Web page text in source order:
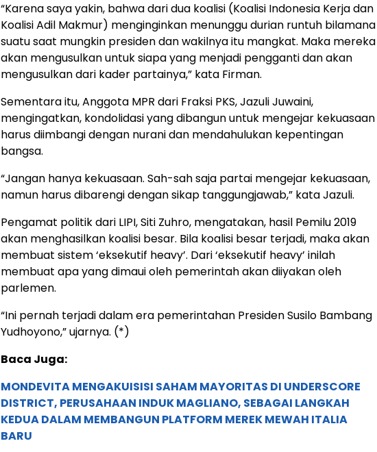
“Karena saya yakin, bahwa dari dua koalisi (Koalisi Indonesia Kerja dan
Koalisi Adil Makmur) menginginkan menunggu durian runtuh bilamana
suatu saat mungkin presiden dan wakilnya itu mangkat. Maka mereka
akan mengusulkan untuk siapa yang menjadi pengganti dan akan
mengusulkan dari kader partainya,” kata Firman.
Sementara itu, Anggota MPR dari Fraksi PKS, Jazuli Juwaini,
mengingatkan, kondolidasi yang dibangun untuk mengejar kekuasaan
harus diimbangi dengan nurani dan mendahulukan kepentingan
bangsa.
“Jangan hanya kekuasaan. Sah-sah saja partai mengejar kekuasaan,
namun harus dibarengi dengan sikap tanggungjawab,” kata Jazuli.
Pengamat politik dari LIPI, Siti Zuhro, mengatakan, hasil Pemilu 2019
akan menghasilkan koalisi besar. Bila koalisi besar terjadi, maka akan
membuat sistem ‘eksekutif heavy’. Dari ‘eksekutif heavy’ inilah
membuat apa yang dimaui oleh pemerintah akan diiyakan oleh
parlemen.
“Ini pernah terjadi dalam era pemerintahan Presiden Susilo Bambang
Yudhoyono,” ujarnya. (*)
Baca Juga:
MONDEVITA MENGAKUISISI SAHAM MAYORITAS DI UNDERSCORE
DISTRICT, PERUSAHAAN INDUK MAGLIANO, SEBAGAI LANGKAH
KEDUA DALAM MEMBANGUN PLATFORM MEREK MEWAH ITALIA
BARU